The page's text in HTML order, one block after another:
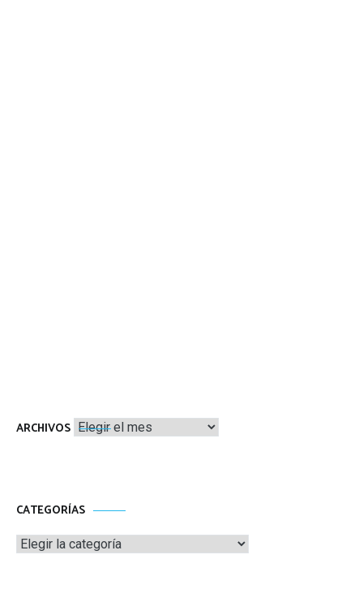
ARCHIVOS Archivos
CATEGORÍAS
Categorías